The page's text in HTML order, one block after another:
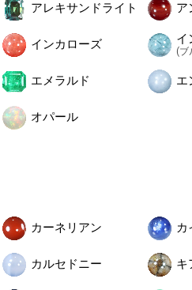
アレキサンドライト ア
インカローズ イ
(ブ
エメラルド エ
オパール
カーネリアン カ
カルセドニー キ